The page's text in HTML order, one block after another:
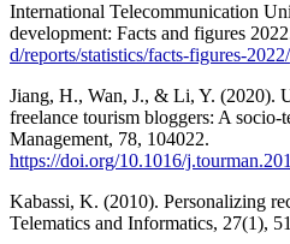
International Telecommunication
development: Facts and figures
d/reports/statistics/facts-figures-2022/
Jiang, H., Wan, J., & Li, Y. (2020).
freelance tourism bloggers: A socio-
Management, 78, 104022.
https://doi.org/10.1016/
Kabassi, K. (2010). Personalizing
Telematics and Informatics, 27(1),